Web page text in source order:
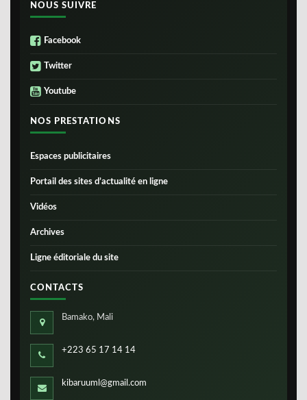
NOUS SUIVRE
Facebook
Twitter
Youtube
NOS PRESTATIONS
Espaces publicitaires
Portail des sites d’actualité en ligne
Vidéos
Archives
Ligne éditoriale du site
CONTACTS
Bamako, Mali
+223 65 17 14 14
kibaruuml@gmail.com